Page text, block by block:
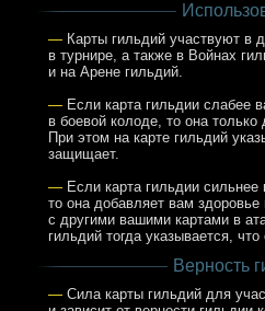
— Карты гильдий участвуют в
в турнире, а также в Войнах
и на Арене гильдий.
— Если карта гильдии слабее
в боевой колоде, то она
При этом на карте гильдий
защищает.
— Если карта гильдии
то она добавляет вам здоровье
с другими вашими картами в
гильдий тогда указывается,
Верность
— Сила карты гильдий для